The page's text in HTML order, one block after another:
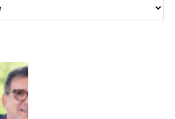
c